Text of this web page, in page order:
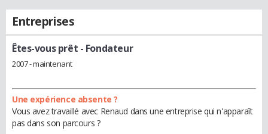
Entreprises
Êtes-vous prêt - Fondateur
2007 - maintenant
Une expérience absente ?
Vous avez travaillé avec Renaud dans une entreprise qui n'apparaît
pas dans son parcours ?